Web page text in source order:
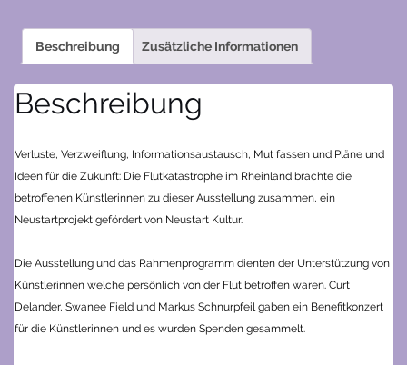
Beschreibung Zusätzliche Informationen
Beschreibung
Verluste, Verzweiflung, Informationsaustausch, Mut fassen und Pläne und
Ideen für die Zukunft: Die Flutkatastrophe im Rheinland brachte die
betroffenen Künstlerinnen zu dieser Ausstellung zusammen, ein
Neustartprojekt gefördert von Neustart Kultur.
Die Ausstellung und das Rahmenprogramm dienten der Unterstützung von
Künstlerinnen welche persönlich von der Flut betroffen waren. Curt
Delander, Swanee Field und Markus Schnurpfeil gaben ein Benefitkonzert
für die Künstlerinnen und es wurden Spenden gesammelt.